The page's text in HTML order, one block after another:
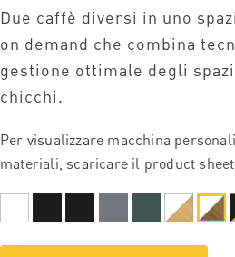
Due caffè diversi in uno
on demand che combina
gestione ottimale degli
chicchi.
Per visualizzare macchina
materiali, scaricare il product